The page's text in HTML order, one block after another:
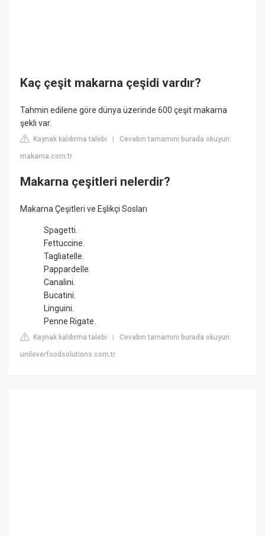
Kaç çeşit makarna çeşidi vardır?
Tahmin edilene göre dünya üzerinde 600 çeşit makarna
şekli var.
Kaynak kaldırma talebi |Cevabın tamamını burada okuyun:
makarna.com.tr
Makarna çeşitleri nelerdir?
Makarna Çeşitleri ve Eşlikçi Sosları
Spagetti.
Fettuccine.
Tagliatelle.
Pappardelle.
Canalini.
Bucatini.
Linguini.
Penne Rigate.
Kaynak kaldırma talebi |Cevabın tamamını burada okuyun:
unileverfoodsolutions.com.tr